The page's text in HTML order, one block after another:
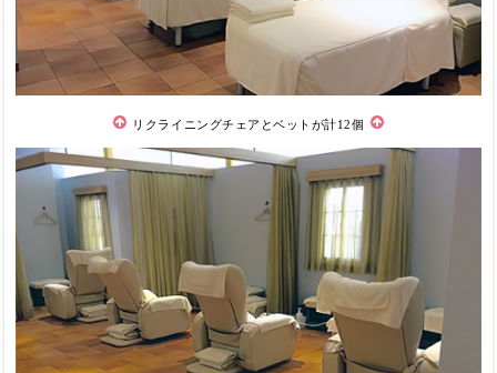
リクライニングチェアとベットが計12個